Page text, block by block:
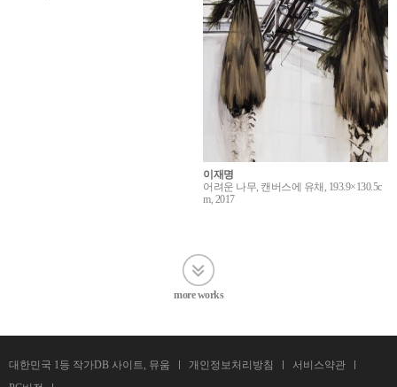
이재명
어려운 나무, 캔버스에 유채, 193.9×130.5c
m, 2017
more works
대한민국 1등 작가DB 사이트, 뮤움 개인정보처리방침
서비스약관